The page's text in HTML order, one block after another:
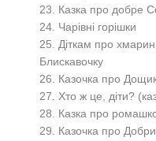
23. Казка про добре
24. Чарівні горішки
25. Діткам про
Блискавочку
26. Казочка про
27. Хто ж це, діти?
28. Казка про
29. Казочка про